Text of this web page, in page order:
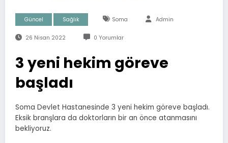
Güncel Sağlık Soma Admin
26 Nisan 2022 0 Yorumlar
3 yeni hekim göreve
başladı
Soma Devlet Hastanesinde 3 yeni hekim göreve başladı.
Eksik branşlara da doktorların bir an önce atanmasını
bekliyoruz.